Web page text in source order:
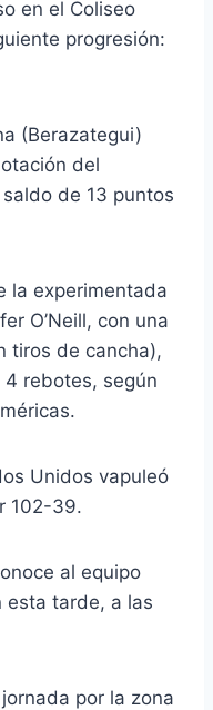
en el Coliseo
progresión:
(Berazategui)
del
de 13 puntos
la experimentada
O’Neill, con una
tiros de cancha),
rebotes, según
Unidos vapuleó
102-39.
al equipo
esta tarde, a las
por la zona